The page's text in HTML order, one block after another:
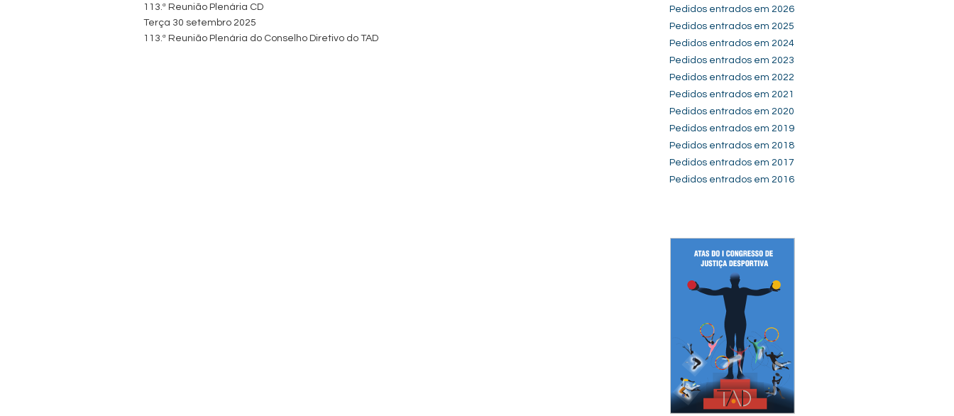
113.ª Reunião Plenária CD
Terça 30 setembro 2025
113.ª Reunião Plenária do Conselho Diretivo do TAD
Pedidos entrados em 2026
Pedidos entrados em 2025
Pedidos entrados em 2024
Pedidos entrados em 2023
Pedidos entrados em 2022
Pedidos entrados em 2021
Pedidos entrados em 2020
Pedidos entrados em 2019
Pedidos entrados em 2018
Pedidos entrados em 2017
Pedidos entrados em 2016